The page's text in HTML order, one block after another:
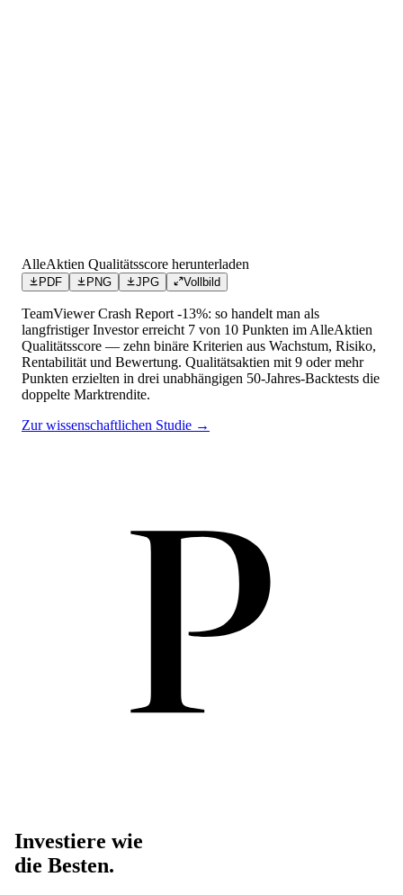
AlleAktien Qualitätsscore herunterladen
PDF PNG JPG Vollbild
TeamViewer Crash Report -13%: so handelt man als
langfristiger Investorerreicht 7 von 10 Punkten im AlleAktien
Qualitätsscore — zehn binäre Kriterien aus Wachstum, Risiko,
Rentabilität und Bewertung. Qualitätsaktien mit 9 oder mehr
Punkten erzielten in drei unabhängigen 50-Jahres-Backtests die
doppelte Marktrendite.
Zur wissenschaftlichen Studie →
Investiere wie
die Besten.